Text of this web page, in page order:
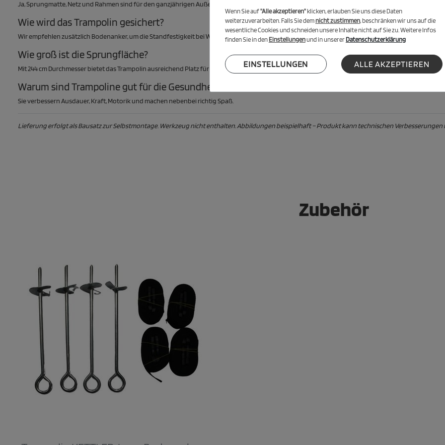
Ja, Sprungmatte, Netz und Rahmen sind für den ganzjährigen Außeneinsatz konzipiert.
Wie wird das Trampolin gesichert?
Wir empfehlen zusätzlich Bodenanker, um die Standfestigkeit bei Wind zu erhöhen.
Wie groß ist die Sprungfläche?
Mit 244 cm Durchmesser bietet das Trampolin ausreichend Platz für abwechslungsreiche Bewegung.
Warum sind Trampoline gut für die Gesundheit?
Sie verbessern Ausdauer, Kraft, Motorik und machen nebenbei richtig Spaß.
Lieferung erfolgt als Bausatz zur Selbstmontage. Werkzeug nicht enthalten. Abbildungen beispielhaft – Produkt kann technischen Verbesserungen
Zubehör
Wenn Sie auf"Alle akzeptieren"klicken, erlauben Sie uns diese Daten
weiterzuverarbeiten. Falls Sie demnicht zustimmen, beschränken wir uns auf die
wesentliche Cookies und schneiden unsere Inhalte nicht auf Sie zu. Weitere Infos
finden Sie in denEinstellungenund in unsererDatenschutzerklärung
EINSTELLUNGEN ALLE AKZEPTIEREN